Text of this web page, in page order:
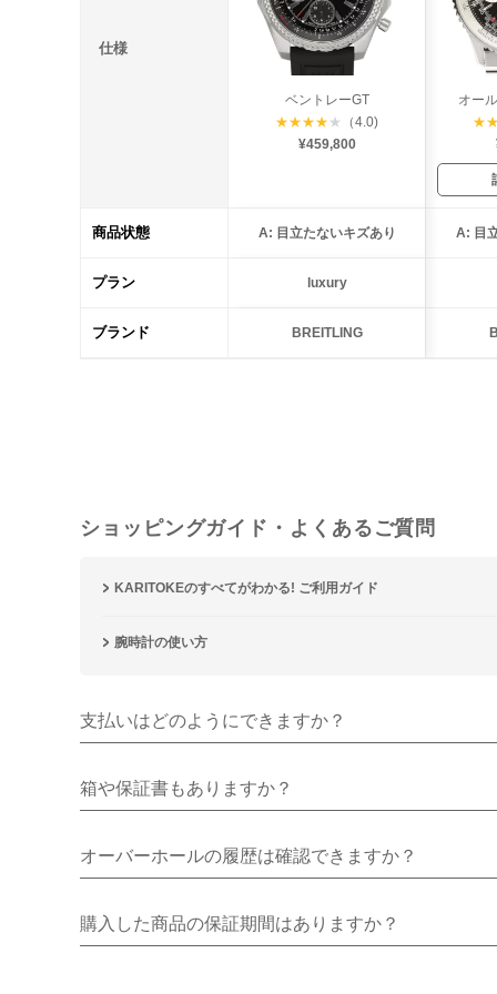
仕様
ベントレーGT
★★★★ ★
（4.0)
¥459,800
オー
★
商品状態 A: 目立たないキズあり A: 目
プラン luxury
ブランド BREITLING
ショッピングガイド・よくあるご質問
KARITOKEのすべてがわかる! ご利用ガイド
腕時計の使い方
支払いはどのようにできますか？
箱や保証書もありますか？
オーバーホールの履歴は確認できますか？
購入した商品の保証期間はありますか？